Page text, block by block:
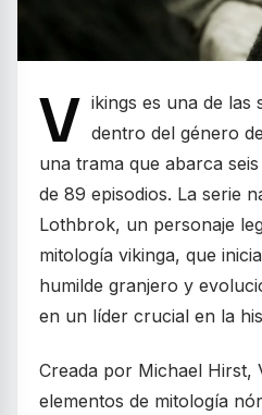
V ikings es una de las
dentro del género
una trama que abarca
de 89 episodios. La serie
Lothbrok, un personaje
mitología vikinga, que
humilde granjero y
en un líder crucial en la
Creada por Michael Hirst,
elementos de mitología